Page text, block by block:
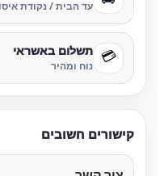
עד הבית / נקודת
💳 תשלום באשראי
נוח ומהיר
קישורים חשובים